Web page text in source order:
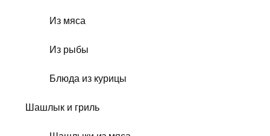
Из мяса
Из рыбы
Блюда из курицы
Шашлык и гриль